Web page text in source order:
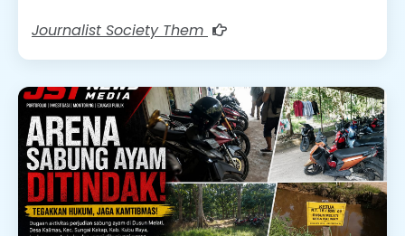
Journalist Society Them